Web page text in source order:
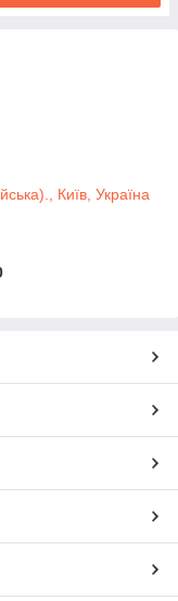
Київ, Україна